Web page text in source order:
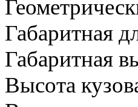
Габаритная
Габаритная
Высота